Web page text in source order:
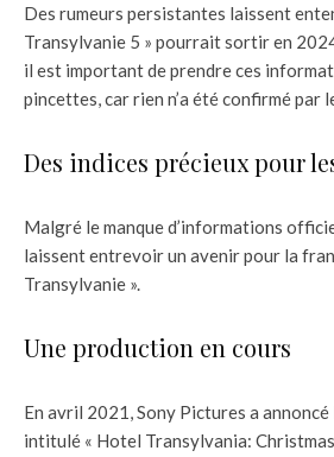
Des rumeurs persistantes laissent
Transylvanie 5 » pourrait sortir en
il est important de prendre ces
pincettes, car rien n’a été confirmé par
Des indices précieux pour
Malgré le manque d’informations
laissent entrevoir un avenir pour la
Transylvanie ».
Une production en cours
En avril 2021, Sony Pictures a annoncé
intitulé « Hotel Transylvania: